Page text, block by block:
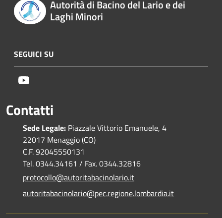
Autorità di Bacino del Lario e dei
Laghi Minori
SEGUICI SU
Contatti
Sede Legale: Piazzale Vittorio Emanuele, 4
22017 Menaggio (CO)
C.F. 92045550131
Tel. 0344.34161 / Fax. 0344.32816
protocollo@autoritabacinolario.it
autoritabacinolario@pec.regione.lombardia.it